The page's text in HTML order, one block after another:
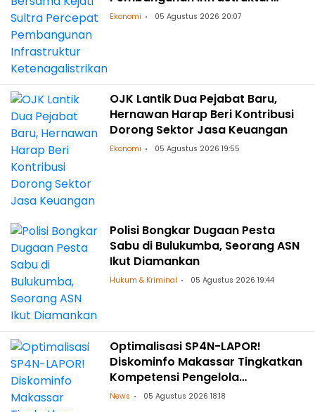
Ketenagalistrikan
Ekonomi 05 Agustus 2026 20:07
OJK Lantik Dua Pejabat Baru,
Hernawan Harap Beri Kontribusi
Dorong Sektor Jasa Keuangan
Ekonomi 05 Agustus 2026 19:55
Polisi Bongkar Dugaan Pesta
Sabu di Bulukumba, Seorang ASN
Ikut Diamankan
Hukum & Kriminal 05 Agustus 2026 19:44
Optimalisasi SP4N-LAPOR!
Diskominfo Makassar Tingkatkan
Kompetensi Pengelola
Pengaduan OPD
News 05 Agustus 2026 18:18